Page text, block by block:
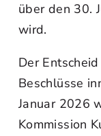
über den 30.
wird.
Der
Beschlüsse
Januar 2026
Kommission